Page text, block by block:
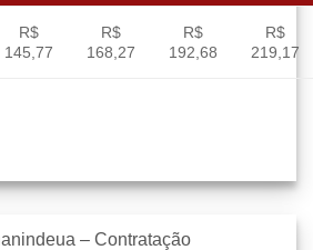
R$
145,77
R$
168,27
R$
192,68
R$
219,17
– Contratação